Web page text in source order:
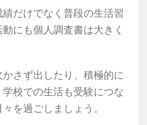
だけでなく普段の生活習
にも個人調査書は大きく
さず出したり、積極的に
校での生活も受験につな
を過ごしましょう。